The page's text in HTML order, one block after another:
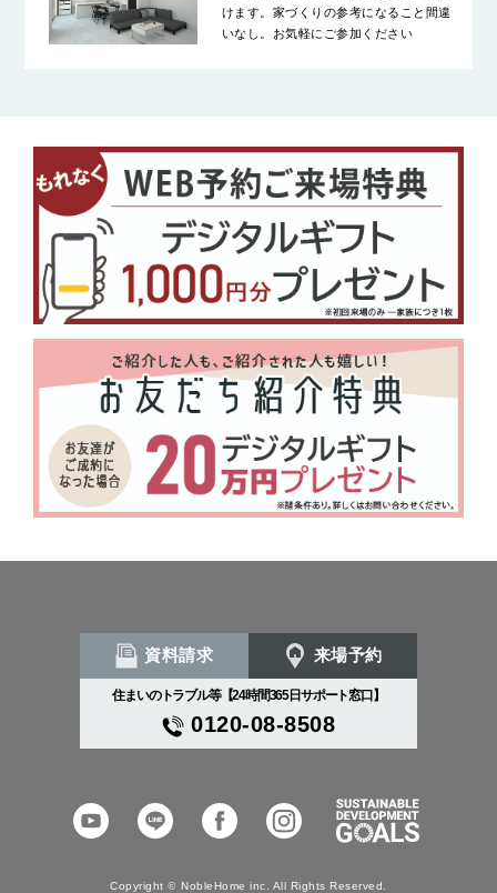
けます。家づくりの参考になること間違
いなし。お気軽にご参加ください
資料請求 来場予約
住まいのトラブル等【24時間365日サポート窓口】
0120-08-8508
Copyright© NobleHome inc. All Rights Reserved.